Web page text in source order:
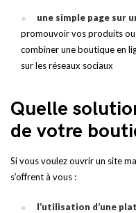
une simple page sur
promouvoir vos produits
combiner une boutique en
sur les réseaux sociaux
Quelle
de votre
Si vous voulez ouvrir un site
s’offrent à vous :
l’utilisation d’une